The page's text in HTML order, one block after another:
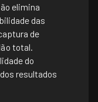
elimina
das
de
total.
do
resultados